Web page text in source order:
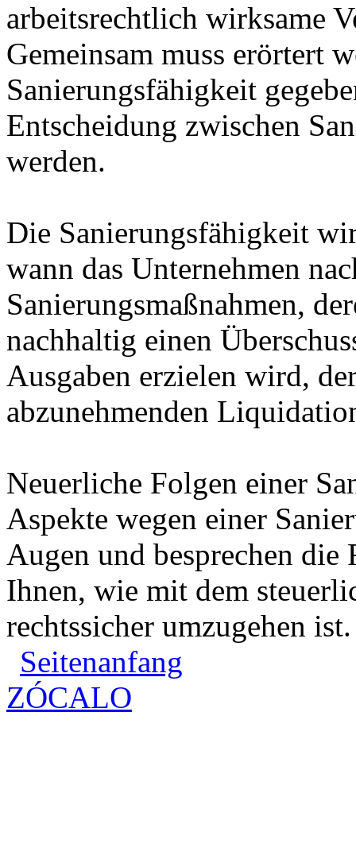
arbeitsrechtlich wirksame
Gemeinsam muss erörtert
Sanierungsfähigkeit
Entscheidung zwischen
werden.
Die Sanierungsfähigkeit
wann das Unternehmen
Sanierungsmaßnahmen,
nachhaltig einen
Ausgaben erzielen wird,
abzunehmenden
Neuerliche Folgen einer
Aspekte wegen einer
Augen und besprechen
Ihnen, wie mit dem
rechtssicher umzugehen ist.
Seitenanfang
ZÓCALO